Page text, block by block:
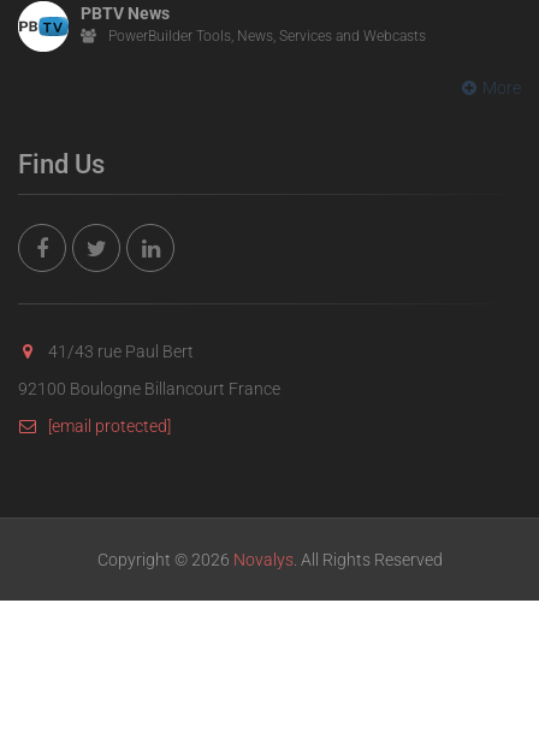
PBTV News
PowerBuilder Tools, News, Services and Webcasts
More
Find Us
41/43 rue Paul Bert
92100 Boulogne Billancourt France
[email protected]
Copyright © 2026 Novalys. All Rights Reserved